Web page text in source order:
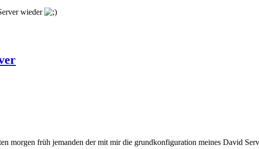
wieder
morgen früh jemanden der mit mir die grundkonfiguration meines David